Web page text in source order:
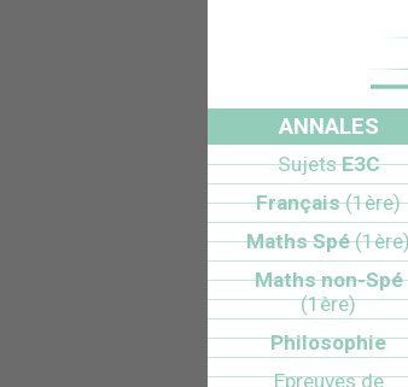
ANNALES
SujetsE3C
Français(1ère)
Maths Spé
Maths non-Spé
(1ère)
Philosophie
Epreuves de